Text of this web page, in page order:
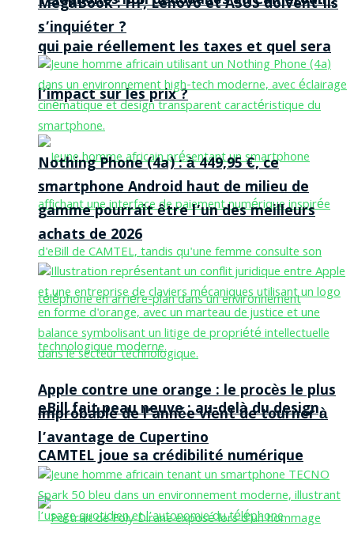
qui paie réellement les taxes et quel sera
l’impact sur les prix ?
eBill fait peau neuve : au-delà du design,
CAMTEL joue sa crédibilité numérique
MegaBook : HP, Lenovo et ASUS doivent-ils
s’inquiéter ?
Nothing Phone (4a) : à 449,95 €, ce
smartphone Android haut de milieu de
gamme pourrait être l’un des meilleurs
achats de 2026
Apple contre une orange : le procès le plus
improbable de l’année vient de tourner à
l’avantage de Cupertino